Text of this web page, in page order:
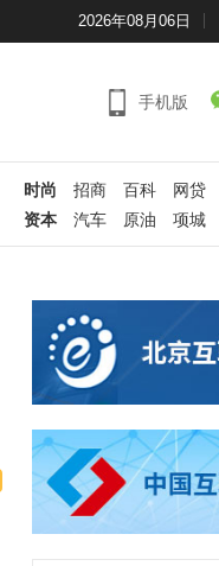
2026年08月06日
手机版
时尚 招商 百科
网贷
资本
汽车 原油 项城